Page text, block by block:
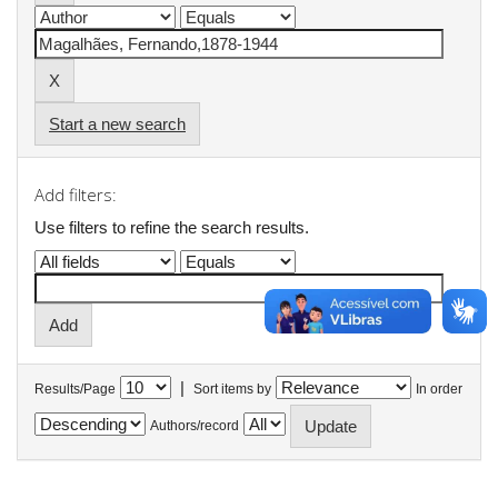
Start a new search
Add filters:
Use filters to refine the search results.
Results/Page | Sort items by In order
Authors/record